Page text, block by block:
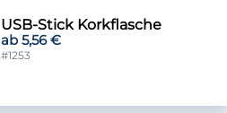
USB-Stick Korkflasche
ab 5,56 €
#1253